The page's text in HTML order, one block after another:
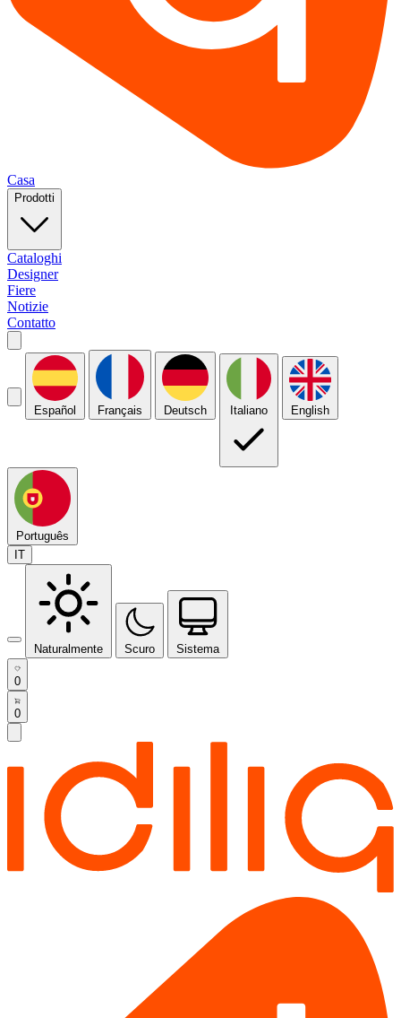
Casa
Prodotti
Cataloghi
Designer
Fiere
Notizie
Contatto
Español Français Deutsch Italiano English
Português
IT
Naturalmente Scuro Sistema
0
0